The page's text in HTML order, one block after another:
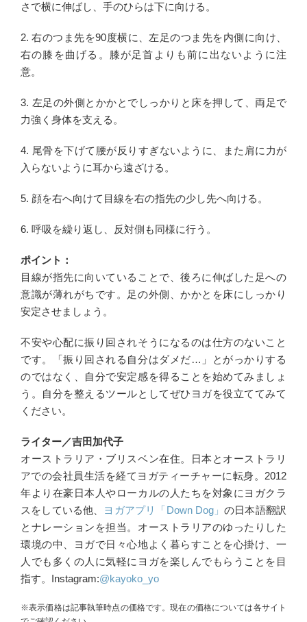
さで横に伸ばし、手のひらは下に向ける。
2. 右のつま先を90度横に、左足のつま先を内側に向け、
右の膝を曲げる。膝が足首よりも前に出ないように注
意。
3. 左足の外側とかかとでしっかりと床を押して、両足で
力強く身体を支える。
4. 尾骨を下げて腰が反りすぎないように、また肩に力が
入らないように耳から遠ざける。
5. 顔を右へ向けて目線を右の指先の少し先へ向ける。
6. 呼吸を繰り返し、反対側も同様に行う。
ポイント：
目線が指先に向いていることで、後ろに伸ばした足への
意識が薄れがちです。足の外側、かかとを床にしっかり
安定させましょう。
不安や心配に振り回されそうになるのは仕方のないこと
です。「振り回される自分はダメだ…」とがっかりする
のではなく、自分で安定感を得ることを始めてみましょ
う。自分を整えるツールとしてぜひヨガを役立ててみて
ください。
ライター／吉田加代子
オーストラリア・ブリスベン在住。日本とオーストラリ
アでの会社員生活を経てヨガティーチャーに転身。2012
年より在豪日本人やローカルの人たちを対象にヨガクラ
スをしている他、 ヨガアプリ「Down Dog」の日本語翻訳
とナレーションを担当。オーストラリアのゆったりした
環境の中、ヨガで日々心地よく暮らすことを心掛け、一
人でも多くの人に気軽にヨガを楽しんでもらうことを目
指す。Instagram:@kayoko_yo
※表示価格は記事執筆時点の価格です。現在の価格については各サイト